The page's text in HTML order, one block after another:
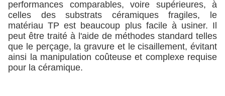
performances comparables, voire supérieures, à
celles des substrats céramiques fragiles, le
matériau TP est beaucoup plus facile à usiner. Il
peut être traité à l'aide de méthodes standard telles
que le perçage, la gravure et le cisaillement, évitant
ainsi la manipulation coûteuse et complexe requise
pour la céramique.